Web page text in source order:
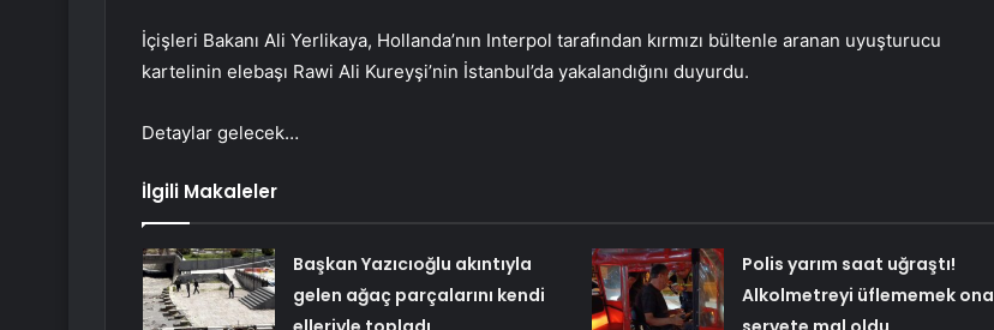
İçişleri Bakanı Ali Yerlikaya, Hollanda’nın Interpol tarafından kırmızı bültenle aranan uyuşturucu
kartelinin elebaşı Rawi Ali Kureyşi’nin İstanbul’da yakalandığını duyurdu.
Detaylar gelecek…
İlgili Makaleler
Başkan Yazıcıoğlu akıntıyla
gelen ağaç parçalarını kendi
Polis yarım saat uğraştı!
Alkolmetreyi üflememek ona